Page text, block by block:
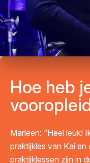
Hoe heb
Marleen: “Heel leuk!
praktijkles van Kai en
praktijklessen zijn in